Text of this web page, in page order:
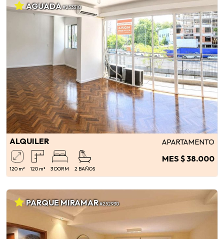
AGUADA#253310
ALQUILER APARTAMENTO
120 m² 120 m² 3 DORM 2 BAÑOS
MES $ 38.000
PARQUE MIRAMAR#252930